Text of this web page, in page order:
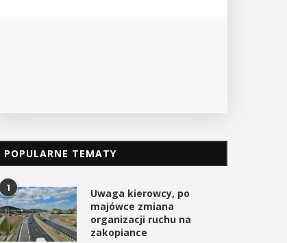
POPULARNE TEMATY
1
Uwaga kierowcy, po
majówce zmiana
organizacji ruchu na
zakopiance